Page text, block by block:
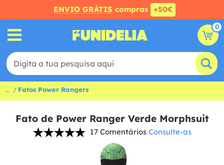
ENVIO GRÁTIS compras +50€
0
... Fatos Power Rangers
Fato de Power Ranger Verde Morphsuit
17 Comentários Consulte-as